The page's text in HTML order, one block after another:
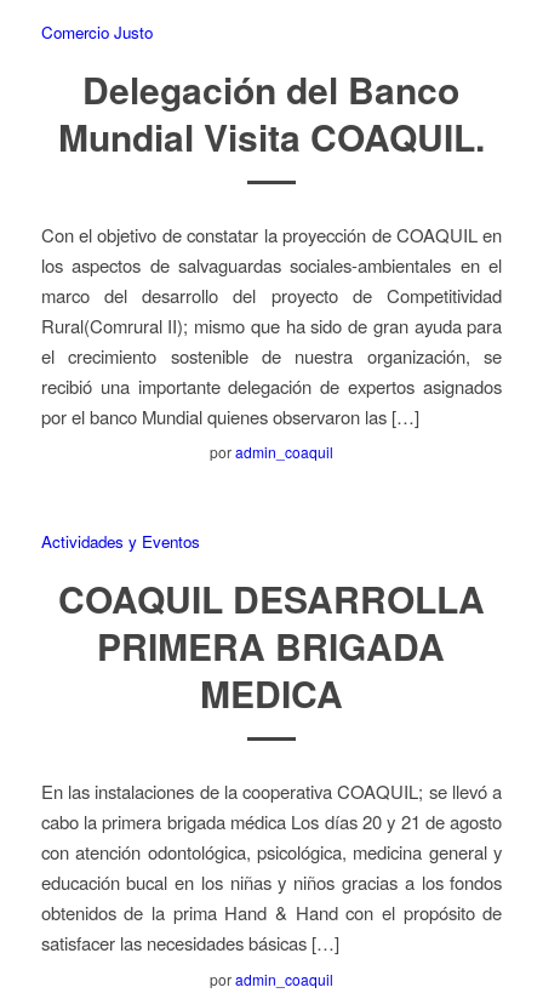
Comercio Justo
Delegación del Banco
Mundial Visita COAQUIL.
Con el objetivo de constatar la proyección de COAQUIL en
los aspectos de salvaguardas sociales-ambientales en el
marco del desarrollo del proyecto de Competitividad
Rural(Comrural II); mismo que ha sido de gran ayuda para
el crecimiento sostenible de nuestra organización, se
recibió una importante delegación de expertos asignados
por el banco Mundial quienes observaron las […]
poradmin_coaquil
Actividades y Eventos
COAQUIL DESARROLLA
PRIMERA BRIGADA
MEDICA
En las instalaciones de la cooperativa COAQUIL; se llevó a
cabo la primera brigada médica Los días 20 y 21 de agosto
con atención odontológica, psicológica, medicina general y
educación bucal en los niñas y niños gracias a los fondos
obtenidos de la prima Hand & Hand con el propósito de
satisfacer las necesidades básicas […]
poradmin_coaquil